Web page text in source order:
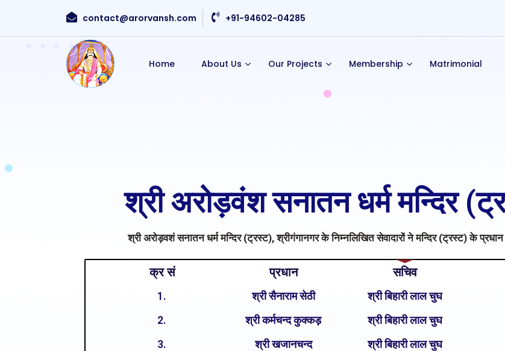
contact@arorvansh.com +91-94602-04285
Home About Us Our Projects Membership Matrimonial
श्री अरोड़वंश सनातन धर्म मन्दिर
श्री अरोड़वशं सनातन धर्म मन्दिर (ट्रस्ट), श्रीगंगानगर के निम्नलिखित सेवादारों ने मन्दिर (ट्रस्ट) के
क्र सं प्रधान सचिव
1. श्री सैनाराम सेठी श्री बिहारी लाल चुघ
2. श्री कर्मचन्द कुक्कड़ श्री बिहारी लाल चुघ
3. श्री खजानचन्द श्री बिहारी लाल चुघ